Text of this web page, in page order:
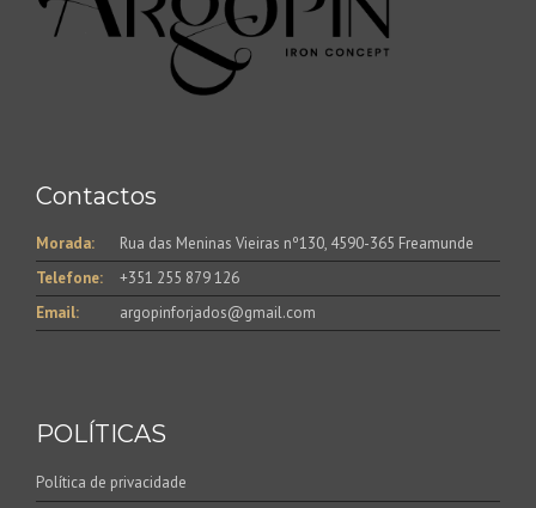
Contactos
Morada:
Rua das Meninas Vieiras nº130, 4590-365 Freamunde
Telefone:
+351 255 879 126
Email:
argopinforjados@gmail.com
POLÍTICAS
Política de privacidade